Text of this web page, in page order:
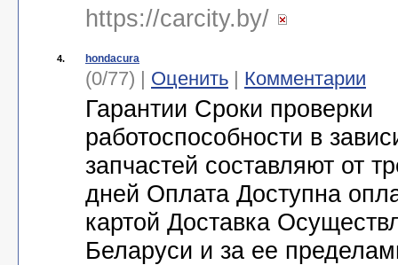
https://carcity.by/
4. hondacura
(0/77) | Оценить | Комментарии
Гарантии Сроки проверки
работоспособности в
запчастей составляют от
дней Оплата Доступна
картой Доставка
Беларуси и за ее